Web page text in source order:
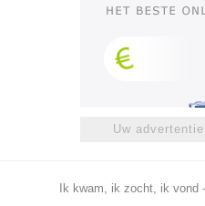
Uw
Ik kwam, ik zocht, ik vond